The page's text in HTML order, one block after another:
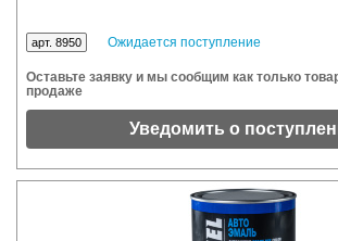
арт. 8950 Ожидается поступление
Оставьте заявку и мы сообщим как только
продаже
Уведомить о